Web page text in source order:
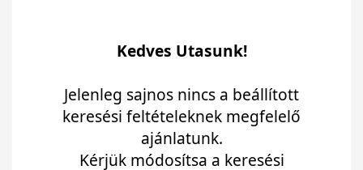
Kedves Utasunk!
Jelenleg sajnos nincs a beállított
keresési feltételeknek megfelelő
ajánlatunk.
Kérjük módosítsa a keresési